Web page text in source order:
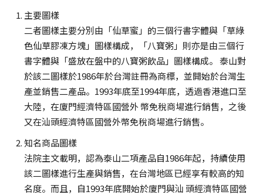
主要圖樣
二者圖樣主要分別由「仙草蜜」的三個行書字體與「草綠
色仙草膠凍方塊」圖樣構成，「八寶粥」則亦是由三個行
書字體與「盛放在盤中的八寶粥飲品」圖樣構成。 泰山對
於該二圖樣於1986年於台灣註冊為商標，並開始於台灣生
產並銷售二產品。1993年底至1994年底，透過香港進口至
大陸，在廈門經濟特區國營外 幣免稅商場進行銷售，之後
又在汕頭經濟特區國營外幣免稅商場進行銷售。
知名商品圖樣
法院主文載明，認為泰山二項產品自1986年起，持續使用
該二圖樣進行生產與銷售，在台灣地區已經享有較高的知
名度。而且，自1993年底開始於廈門與汕 頭經濟特區國營